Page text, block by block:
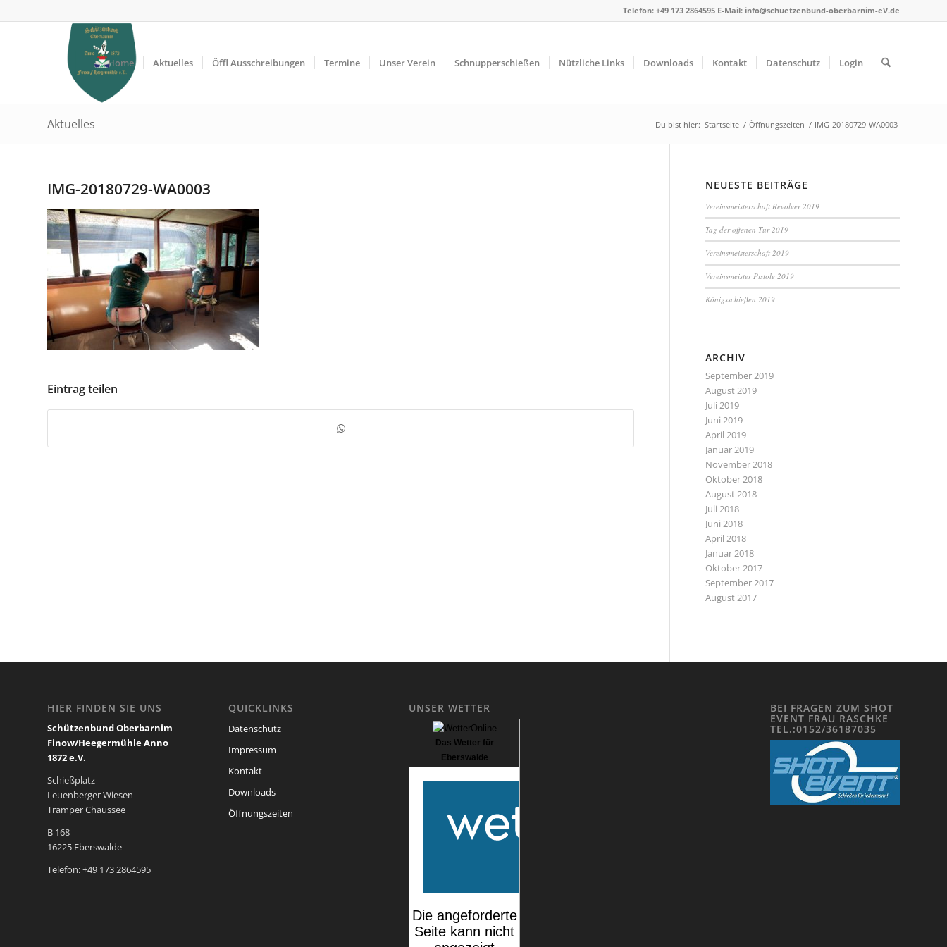
Telefon: +49 173 2864595 E-Mail: info@schuetzenbund-oberbarnim-eV.de
Home Aktuelles Öffl Ausschreibungen Termine Unser Verein Schnupperschießen Nützliche Links Downloads Kontakt Datenschutz Login
Aktuelles Du bist hier: Startseite / Öffnungszeiten / IMG-20180729-WA0003
IMG-20180729-WA0003
Eintrag teilen
NEUESTE BEITRÄGE
Vereinsmeisterschaft Revolver 2019
Tag der offenen Tür 2019
Vereinsmeisterschaft 2019
Vereinsmeister Pistole 2019
Königsschießen 2019
ARCHIV
September 2019
August 2019
Juli 2019
Juni 2019
April 2019
Januar 2019
November 2018
Oktober 2018
August 2018
Juli 2018
Juni 2018
April 2018
Januar 2018
Oktober 2017
September 2017
August 2017
HIER FINDEN SIE UNS
Schützenbund Oberbarnim
Finow/Heegermühle Anno
1872 e.V.
Schießplatz
Leuenberger Wiesen
Tramper Chaussee
B 168
16225 Eberswalde
Telefon: +49 173 2864595
QUICKLINKS
Datenschutz
Impressum
Kontakt
Downloads
Öffnungszeiten
UNSER WETTER
Das Wetter für
Eberswalde
BEI FRAGEN ZUM SHOT
EVENT FRAU RASCHKE
TEL.:0152/36187035